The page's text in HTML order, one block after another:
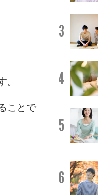
。
ことで
3
4
5
6